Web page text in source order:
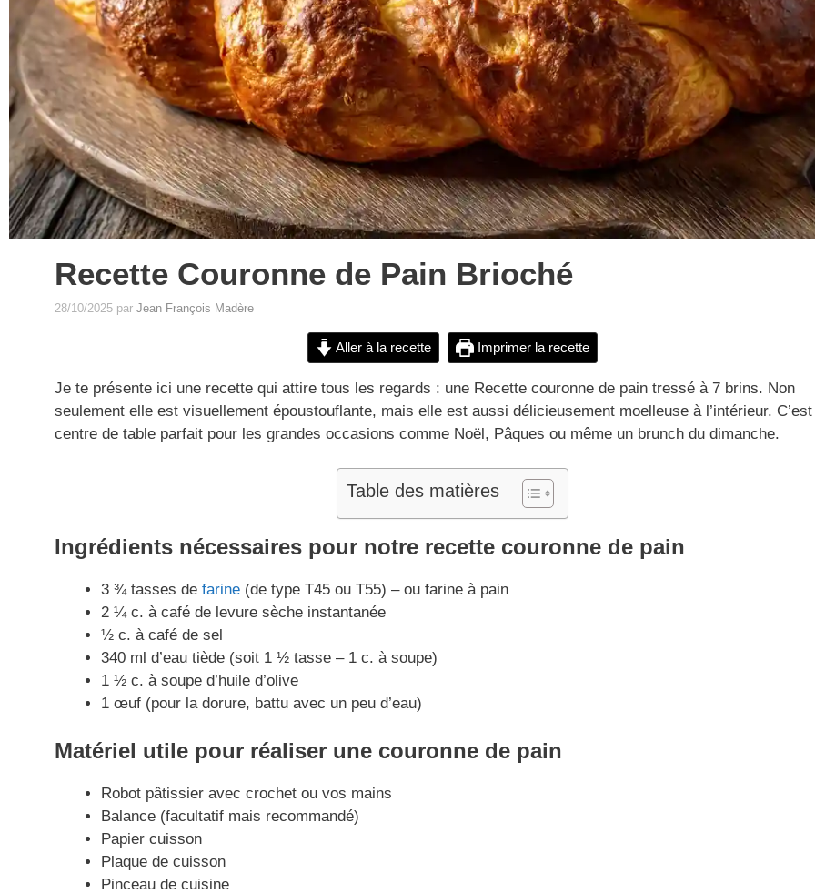
Recette Couronne de Pain Brioché
28/10/2025 par Jean François Madère
Aller à la recette Imprimer la recette
Je te présente ici une recette qui attire tous les regards : une Recette couronne de pain tressé à 7 brins. Non
seulement elle est visuellement époustouflante, mais elle est aussi délicieusement moelleuse à l’intérieur.
centre de table parfait pour les grandes occasions comme Noël, Pâques ou même un brunch du dimanche.
Table des matières
Ingrédients nécessaires pour notre recette couronnede pain
3 ¾ tasses de farine(de type T45 ou T55) – ou farine à pain
2 ¼ c. à café de levure sèche instantanée
½ c. à café de sel
340 ml d’eau tiède (soit 1 ½ tasse – 1 c. à soupe)
1 ½ c. à soupe d’huile d’olive
1 œuf (pour la dorure, battu avec un peu d’eau)
Matériel utilepour réaliser une couronne de pain
Robot pâtissier avec crochet ou vos mains
Balance (facultatif mais recommandé)
Papier cuisson
Plaque de cuisson
Pinceau de cuisine